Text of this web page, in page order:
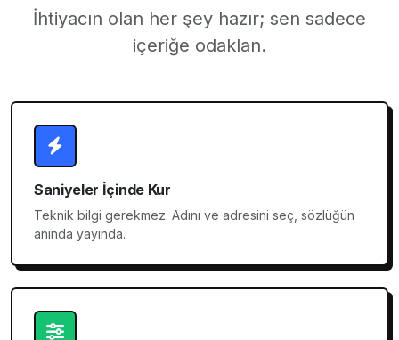
İhtiyacın olan her şey hazır; sen sadece
içeriğe odaklan.
Saniyeler İçinde Kur
Teknik bilgi gerekmez. Adını ve adresini seç, sözlüğün
anında yayında.